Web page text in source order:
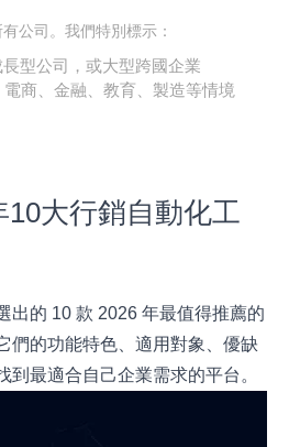
公司。我們特別標示：
型公司，或大型跨國企業
商、金融、教育、製造等情境
10大行銷自動化工
出的 10 款 2026 年最值得推薦的
們的功能特色、適用對象、優缺
到最適合自己企業需求的平台。